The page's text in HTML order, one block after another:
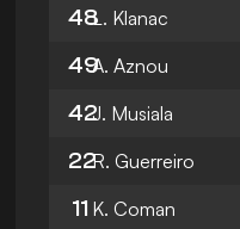
48L. Klanac
49A. Aznou
42J. Musiala
22R. Guerreiro
11 K. Coman